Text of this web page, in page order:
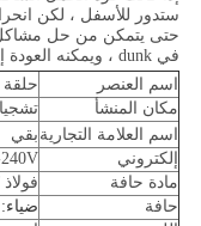
ستدور للأسفل ، لكن انحراف
حتى يتمكن من حل مشاكل
في dunk ، ويمكنه العودة إلى الموضع الصحيح.
اسم العنصر
حلقة
مكان المنشأ
اسم العلامة التجارية بقي
إلكتروني
مادة حافة
حافة
ضياء: 450 مم المواد: Φ18mm فولاذ مستدير